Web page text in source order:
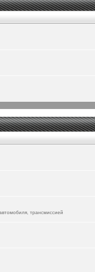
со смартфона...
всемии возможностями... Там
А я пока катаюсь на ФЫЧ, но жду
в форум "вживлять"
трансмиссией